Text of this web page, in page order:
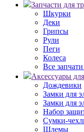
Запчасти для
Шкурки
Деки
Грипсы
Рули
Пеги
Колеса
Все
Аксессуары
Дождевики
Замки для
Замки для
Набор
Сумки-
Шлемы